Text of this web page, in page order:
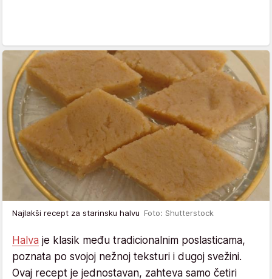
Najlakši recept za starinsku halvu Foto: Shutterstock
Halva je klasik među tradicionalnim poslasticama,
poznata po svojoj nežnoj teksturi i dugoj svežini.
Ovaj recept je jednostavan, zahteva samo četiri